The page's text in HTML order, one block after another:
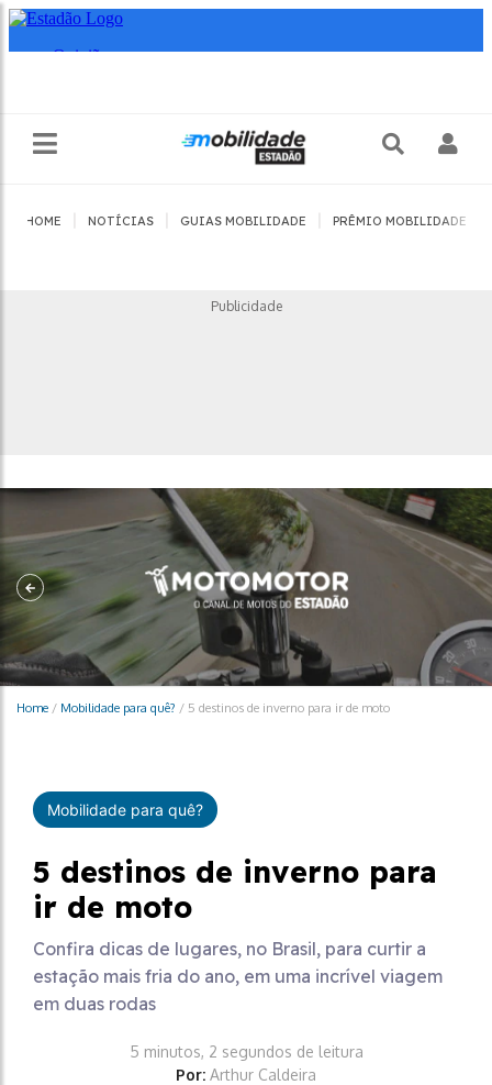
HOME NOTÍCIAS GUIAS MOBILIDADE PRÊMIO MOBILIDADE
Publicidade
Home / Mobilidade para quê? / 5 destinos de inverno para ir de moto
Mobilidade para quê?
5 destinos de inverno para
ir de moto
Confira dicas de lugares, no Brasil, para curtir a
estação mais fria do ano, em uma incrível viagem
em duas rodas
5 minutos, 2 segundos de leitura
Por: Arthur Caldeira